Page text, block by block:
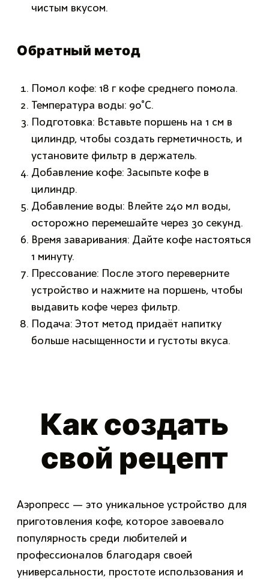
чистым вкусом.
Обратный метод
Помол кофе: 18 г кофе среднего помола.
Температура воды: 90°C.
Подготовка: Вставьте поршень на 1 см в
цилиндр, чтобы создать герметичность, и
установите фильтр в держатель.
Добавление кофе: Засыпьте кофе в
цилиндр.
Добавление воды: Влейте 240 мл воды,
осторожно перемешайте через 30 секунд.
Время заваривания: Дайте кофе настояться
1 минуту.
Прессование: После этого переверните
устройство и нажмите на поршень, чтобы
выдавить кофе через фильтр.
Подача: Этот метод придаёт напитку
больше насыщенности и густоты вкуса.
Как создать
свой рецепт
Аэропресс — это уникальное устройство для
приготовления кофе, которое завоевало
популярность среди любителей и
профессионалов благодаря своей
универсальности, простоте использования и